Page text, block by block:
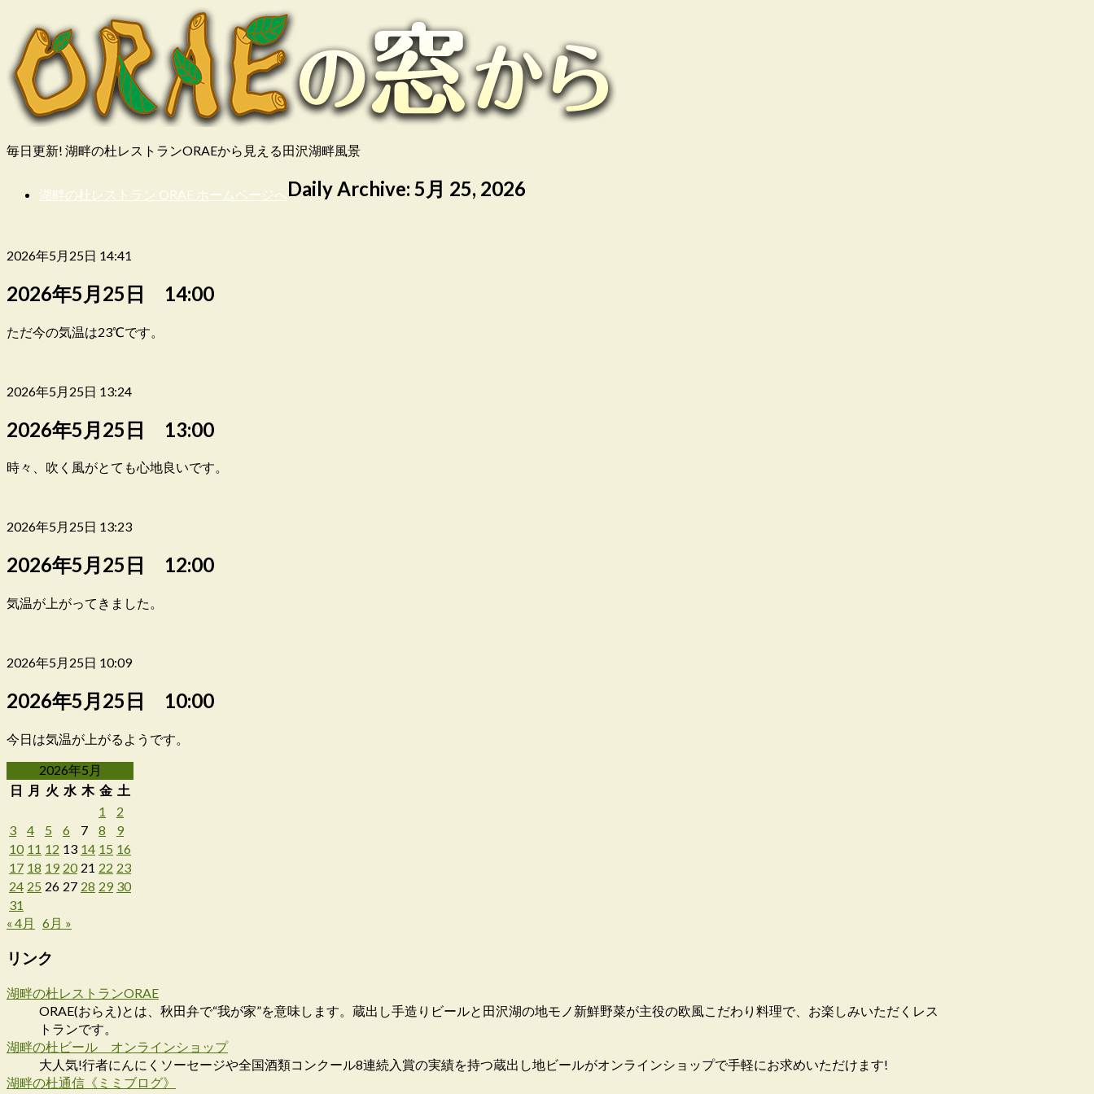
毎日更新! 湖畔の杜レストランORAEから見える田沢湖畔風景
湖畔の杜レストラン ORAE ホームページへDaily Archive: 5月 25, 2026
2026年5月25日 14:41
2026年5月25日 14:00
ただ今の気温は23℃です。
2026年5月25日 13:24
2026年5月25日 13:00
時々、吹く風がとても心地良いです。
2026年5月25日 13:23
2026年5月25日 12:00
気温が上がってきました。
2026年5月25日 10:09
2026年5月25日 10:00
今日は気温が上がるようです。
2026年5月
日 月 火 水 木 金 土
1
2
3
4 5 6 7 8
9
10 11 12 13 14 15 16
17 18 19 20 21 22 23
24 25 26 27 28 29 30
31
« 4月
6月 »
リンク
湖畔の杜レストランORAE
ORAE(おらえ)とは、秋田弁で“我が家”を意味します。蔵出し手造りビールと田沢湖の地モノ新鮮野菜が主役の欧風こだわり料理で、お楽しみいただくレス
トランです。
湖畔の杜ビール オンラインショップ
大人気!行者にんにくソーセージや全国酒類コンクール8連続入賞の実績を持つ蔵出し地ビールがオンラインショップで手軽にお求めいただけます!
湖畔の杜通信《ミミブログ》